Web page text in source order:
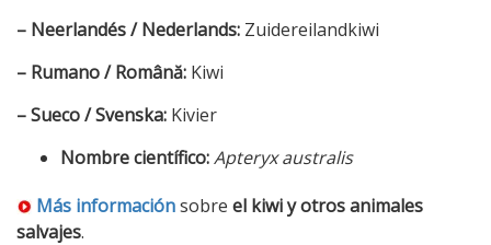
– Neerlandés / Nederlands: Zuidereilandkiwi
– Rumano / Română: Kiwi
– Sueco / Svenska: Kivier
Nombre científico:Apteryx australis
Más informaciónsobre el kiwi y otros animales
salvajes.